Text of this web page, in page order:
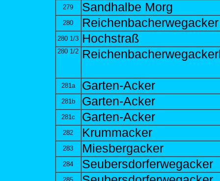
279 Sandhalbe Morg
280 Reichenbacherwegacker
280 1/3 Hochstraß
280 1/2
281a Garten-Acker
281b Garten-Acker
281c Garten-Acker
282 Krummacker
283 Miesbergacker
284 Seubersdorferwegacker